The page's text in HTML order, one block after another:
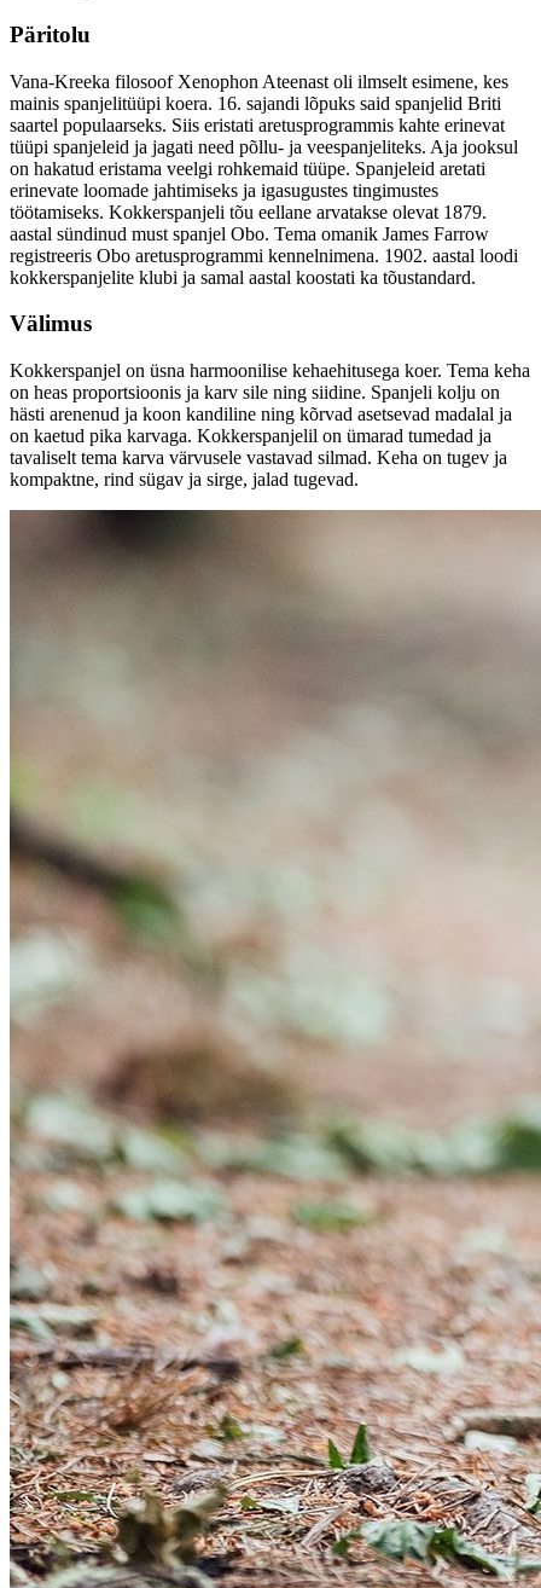
Päritolu
Vana-Kreeka filosoof Xenophon Ateenast oli ilmselt esimene, kes
mainis spanjelitüüpi koera. 16. sajandi lõpuks said spanjelid Briti
saartel populaarseks. Siis eristati aretusprogrammis kahte erinevat
tüüpi spanjeleid ja jagati need põllu- ja veespanjeliteks. Aja jooksul
on hakatud eristama veelgi rohkemaid tüüpe. Spanjeleid aretati
erinevate loomade jahtimiseks ja igasugustes tingimustes
töötamiseks. Kokkerspanjeli tõu eellane arvatakse olevat 1879.
aastal sündinud must spanjel Obo. Tema omanik James Farrow
registreeris Obo aretusprogrammi kennelnimena. 1902. aastal loodi
kokkerspanjelite klubi ja samal aastal koostati ka tõustandard.
Välimus
Kokkerspanjel on üsna harmoonilise kehaehitusega koer. Tema keha
on heas proportsioonis ja karv sile ning siidine. Spanjeli kolju on
hästi arenenud ja koon kandiline ning kõrvad asetsevad madalal ja
on kaetud pika karvaga. Kokkerspanjelil on ümarad tumedad ja
tavaliselt tema karva värvusele vastavad silmad. Keha on tugev ja
kompaktne, rind sügav ja sirge, jalad tugevad.